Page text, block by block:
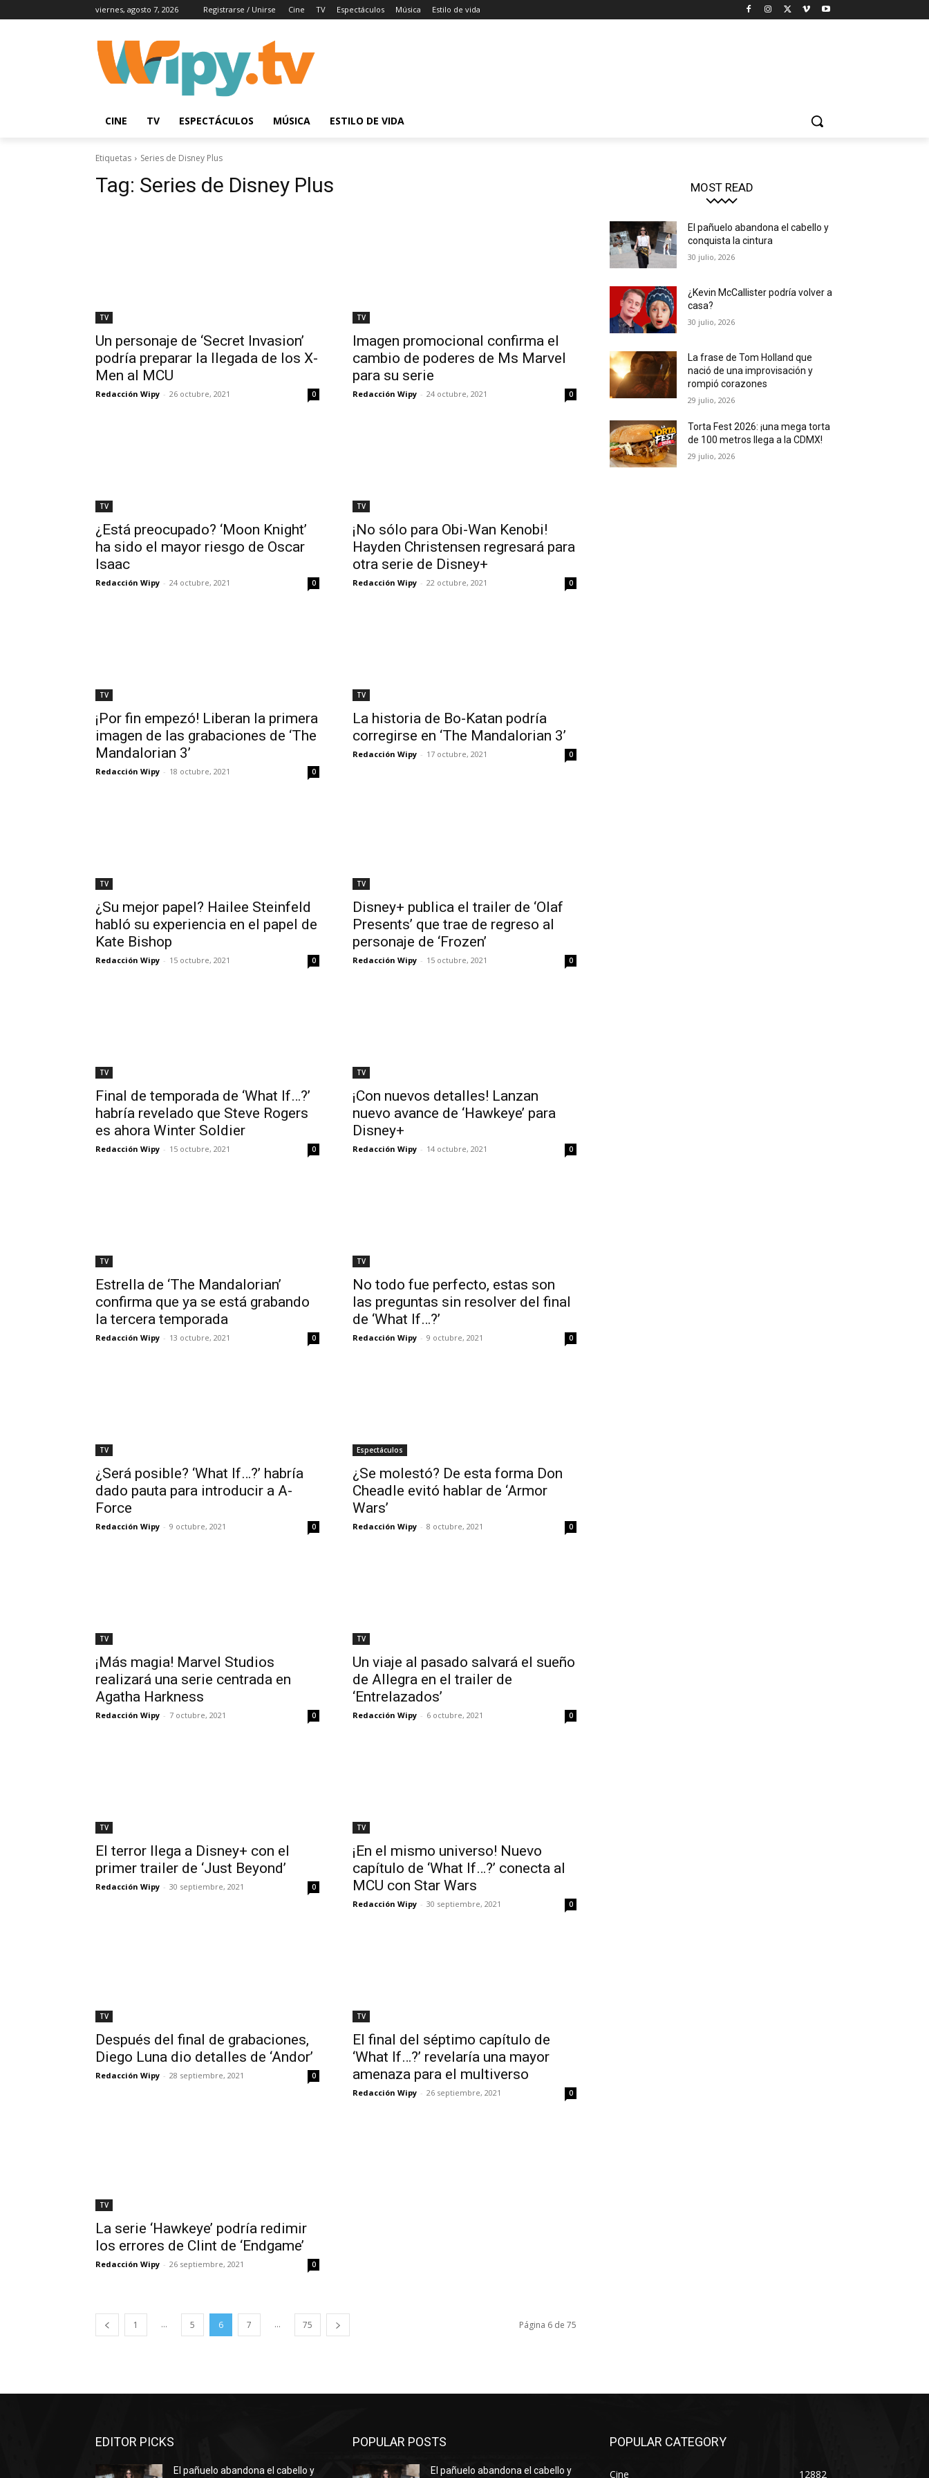
viernes, agosto 7, 2026 Registrarse / Unirse Cine TV Espectáculos Música Estilo de vida
CINE TV ESPECTÁCULOS MÚSICA ESTILO DE VIDA
Etiquetas Series de Disney Plus
Tag: Series de Disney Plus
TV
Un personaje de ‘Secret Invasion’
podría preparar la llegada de los X-
Men al MCU
Redacción Wipy - 26 octubre, 2021 0
TV
Imagen promocional confirma el
cambio de poderes de Ms Marvel
para su serie
Redacción Wipy - 24 octubre, 2021 0
TV
¿Está preocupado? ‘Moon Knight’
ha sido el mayor riesgo de Oscar
Isaac
Redacción Wipy - 24 octubre, 2021 0
TV
¡No sólo para Obi-Wan Kenobi!
Hayden Christensen regresará para
otra serie de Disney+
Redacción Wipy - 22 octubre, 2021 0
TV
¡Por fin empezó! Liberan la primera
imagen de las grabaciones de ‘The
Mandalorian 3’
Redacción Wipy - 18 octubre, 2021 0
TV
La historia de Bo-Katan podría
corregirse en ‘The Mandalorian 3’
Redacción Wipy - 17 octubre, 2021 0
TV
¿Su mejor papel? Hailee Steinfeld
habló su experiencia en el papel de
Kate Bishop
Redacción Wipy - 15 octubre, 2021 0
TV
Disney+ publica el trailer de ‘Olaf
Presents’ que trae de regreso al
personaje de ‘Frozen’
Redacción Wipy - 15 octubre, 2021 0
TV
Final de temporada de ‘What If…?’
habría revelado que Steve Rogers
es ahora Winter Soldier
Redacción Wipy - 15 octubre, 2021 0
TV
¡Con nuevos detalles! Lanzan
nuevo avance de ‘Hawkeye’ para
Disney+
Redacción Wipy - 14 octubre, 2021 0
TV
Estrella de ‘The Mandalorian’
confirma que ya se está grabando
la tercera temporada
Redacción Wipy - 13 octubre, 2021 0
TV
No todo fue perfecto, estas son
las preguntas sin resolver del final
de ‘What If…?’
Redacción Wipy - 9 octubre, 2021 0
TV
¿Será posible? ‘What If…?’ habría
dado pauta para introducir a A-
Force
Redacción Wipy - 9 octubre, 2021 0
Espectáculos
¿Se molestó? De esta forma Don
Cheadle evitó hablar de ‘Armor
Wars’
Redacción Wipy - 8 octubre, 2021 0
TV
¡Más magia! Marvel Studios
realizará una serie centrada en
Agatha Harkness
Redacción Wipy - 7 octubre, 2021 0
TV
Un viaje al pasado salvará el sueño
de Allegra en el trailer de
‘Entrelazados’
Redacción Wipy - 6 octubre, 2021 0
TV
El terror llega a Disney+ con el
primer trailer de ‘Just Beyond’
Redacción Wipy - 30 septiembre, 2021 0
TV
¡En el mismo universo! Nuevo
capítulo de ‘What If…?’ conecta al
MCU con Star Wars
Redacción Wipy - 30 septiembre, 2021 0
TV
Después del final de grabaciones,
Diego Luna dio detalles de ‘Andor’
Redacción Wipy - 28 septiembre, 2021 0
TV
El final del séptimo capítulo de
‘What If…?’ revelaría una mayor
amenaza para el multiverso
Redacción Wipy - 26 septiembre, 2021 0
TV
La serie ‘Hawkeye’ podría redimir
los errores de Clint de ‘Endgame’
Redacción Wipy - 26 septiembre, 2021 0
1 ... 5 6 7 ... 75 Página 6 de 75
MOST READ
El pañuelo abandona el cabello y
conquista la cintura
30 julio, 2026
¿Kevin McCallister podría volver a
casa?
30 julio, 2026
La frase de Tom Holland que
nació de una improvisación y
rompió corazones
29 julio, 2026
Torta Fest 2026: ¡una mega torta
de 100 metros llega a la CDMX!
29 julio, 2026
EDITOR PICKS
El pañuelo abandona el cabello y
POPULAR POSTS
El pañuelo abandona el cabello y
POPULAR CATEGORY
Cine 12882